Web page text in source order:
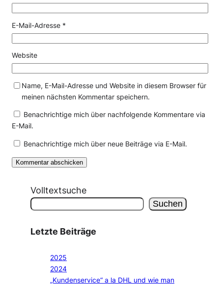
E-Mail-Adresse *
Website
Name, E-Mail-Adresse und Website in diesem Browser für
meinen nächsten Kommentar speichern.
Benachrichtige mich über nachfolgende Kommentare via
E-Mail.
Benachrichtige mich über neue Beiträge via E-Mail.
Volltextsuche
Suchen
Letzte Beiträge
2025
2024
„Kundenservice“ a la DHL und wie man